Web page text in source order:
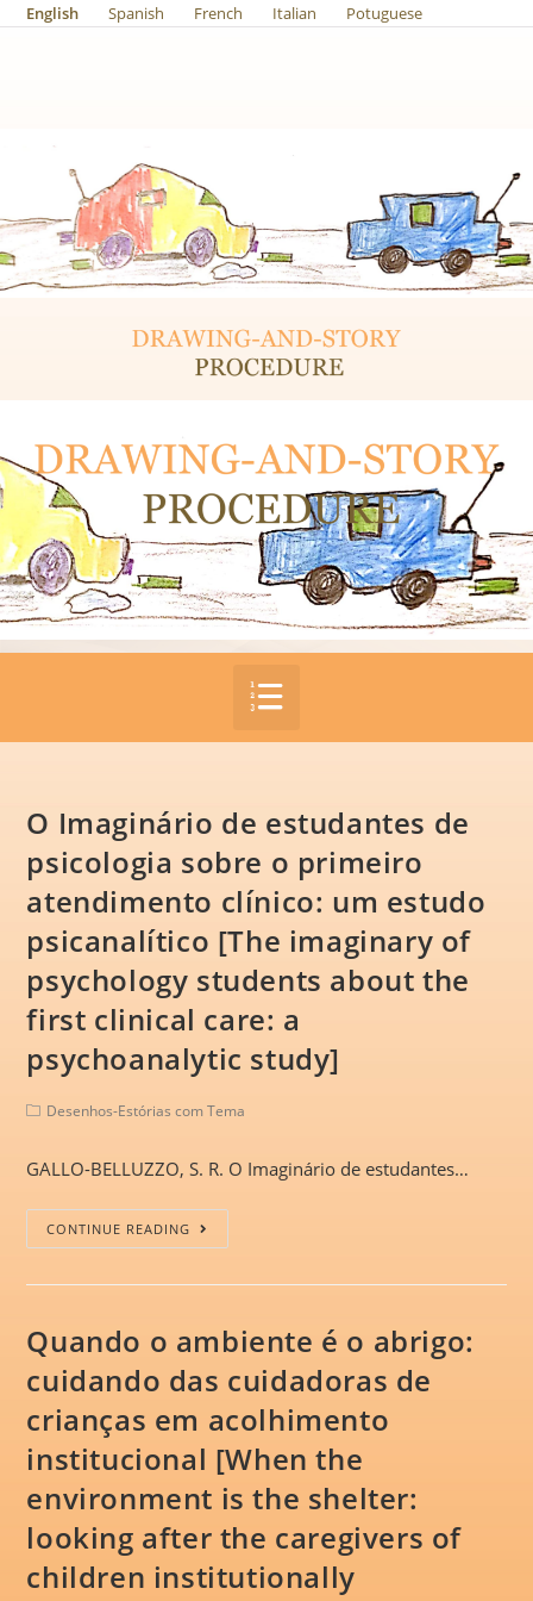
English Spanish French Italian Potuguese
O Imaginário de estudantes de
psicologia sobre o primeiro
atendimento clínico: um estudo
psicanalítico [The imaginary of
psychology students about the
first clinical care: a
psychoanalytic study]
Desenhos-Estórias com Tema
GALLO-BELLUZZO, S. R. O Imaginário de estudantes…
CONTINUE READING
Quando o ambiente é o abrigo:
cuidando das cuidadoras de
crianças em acolhimento
institucional [When the
environment is the shelter:
looking after the caregivers of
children institutionally